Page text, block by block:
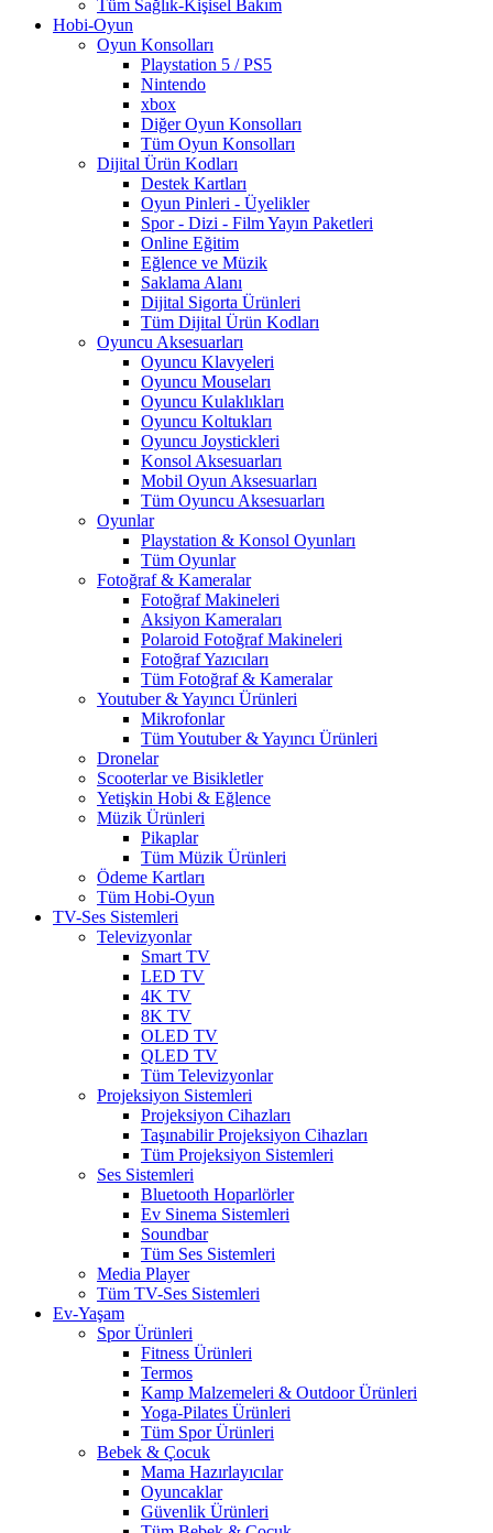
Tüm Sağlık-Kişisel Bakım
Hobi-Oyun
Oyun Konsolları
Playstation 5 / PS5
Nintendo
xbox
Diğer Oyun Konsolları
Tüm Oyun Konsolları
Dijital Ürün Kodları
Destek Kartları
Oyun Pinleri - Üyelikler
Spor - Dizi - Film Yayın Paketleri
Online Eğitim
Eğlence ve Müzik
Saklama Alanı
Dijital Sigorta Ürünleri
Tüm Dijital Ürün Kodları
Oyuncu Aksesuarları
Oyuncu Klavyeleri
Oyuncu Mouseları
Oyuncu Kulaklıkları
Oyuncu Koltukları
Oyuncu Joystickleri
Konsol Aksesuarları
Mobil Oyun Aksesuarları
Tüm Oyuncu Aksesuarları
Oyunlar
Playstation & Konsol Oyunları
Tüm Oyunlar
Fotoğraf & Kameralar
Fotoğraf Makineleri
Aksiyon Kameraları
Polaroid Fotoğraf Makineleri
Fotoğraf Yazıcıları
Tüm Fotoğraf & Kameralar
Youtuber & Yayıncı Ürünleri
Mikrofonlar
Tüm Youtuber & Yayıncı Ürünleri
Dronelar
Scooterlar ve Bisikletler
Yetişkin Hobi & Eğlence
Müzik Ürünleri
Pikaplar
Tüm Müzik Ürünleri
Ödeme Kartları
Tüm Hobi-Oyun
TV-Ses Sistemleri
Televizyonlar
Smart TV
LED TV
4K TV
8K TV
OLED TV
QLED TV
Tüm Televizyonlar
Projeksiyon Sistemleri
Projeksiyon Cihazları
Taşınabilir Projeksiyon Cihazları
Tüm Projeksiyon Sistemleri
Ses Sistemleri
Bluetooth Hoparlörler
Ev Sinema Sistemleri
Soundbar
Tüm Ses Sistemleri
Media Player
Tüm TV-Ses Sistemleri
Ev-Yaşam
Spor Ürünleri
Fitness Ürünleri
Termos
Kamp Malzemeleri & Outdoor Ürünleri
Yoga-Pilates Ürünleri
Tüm Spor Ürünleri
Bebek & Çocuk
Mama Hazırlayıcılar
Oyuncaklar
Güvenlik Ürünleri